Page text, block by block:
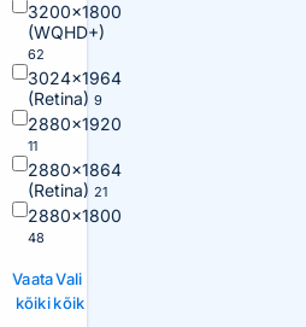
3200×1800
(WQHD+)
62
3024×1964
(Retina) 9
2880×1920
11
2880×1864
(Retina) 21
2880×1800
48
Vaata
kõiki
Vali
kõik